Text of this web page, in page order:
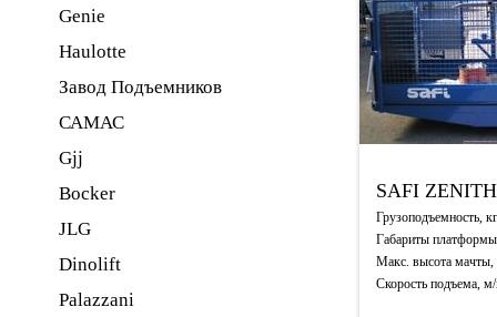
Genie
Haulotte
Завод Подъемников
САМАС
Gjj
Bocker
JLG
Dinolift
Palazzani
SAFI
Грузоподъемность, кг
Габариты
Макс. высота
Скорость подъема,